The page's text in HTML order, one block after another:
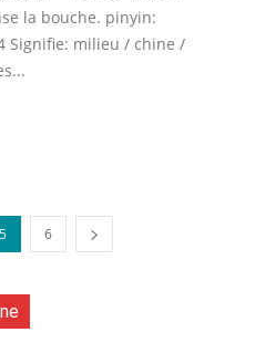
la bouche. pinyin:
Signifie: milieu / chine /
5 6